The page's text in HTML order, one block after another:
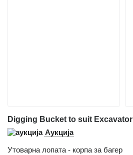
Digging Bucket to suit Excavator
Аукција
Утоварна лопата - корпа за багер